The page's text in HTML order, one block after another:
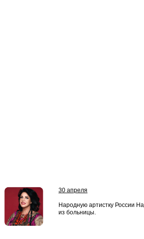
30 апреля
Народную артистку России
из больницы.